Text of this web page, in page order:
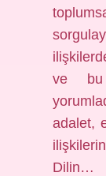
ve bu
adalet,
Dilin…